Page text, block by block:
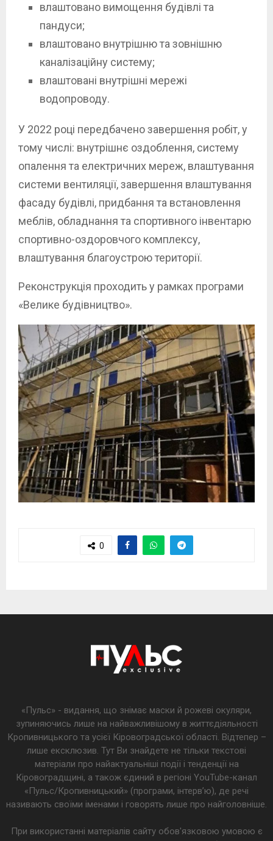
влаштовано вимощення будівлі та
пандуси;
влаштовано внутрішню та зовнішню
каналізаційну систему;
влаштовані внутрішні мережі
водопроводу.
У 2022 році передбачено завершення робіт, у
тому числі: внутрішнє оздоблення, систему
опалення та електричних мереж, влаштування
системи вентиляції, завершення влаштування
фасаду будівлі, придбання та встановлення
меблів, обладнання та спортивного інвентарю
спортивно-оздоровчого комплексу,
влаштування благоустрою території.
Реконструкція проходить у рамках програми
«Велике будівництво».
0
«Пульс» - видання, що знімає маски й рожеві окуляри,
зупиняючись лише на найважливішому в життєдіяльності
Кропивницького та усієї Кіровоградської області. Відтепер –
лише ексклюзив. Тут Ви знайдете не тільки текстові
матеріали про найактуальніші події і тенденції на
Кіровоградщині, а також єдиний в регіоні YouTube-канал
«Пульс/Кропивницький» (програми, інтерв’ю), де речі
називають своїми іменами і говорять лише про найголовніше.
При використанні матеріалів сайту обов'язковою умовою є